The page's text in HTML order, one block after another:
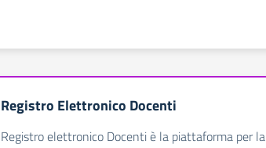
Registro Elettronico Docenti
Registro elettronico Docenti è la piattaforma per la